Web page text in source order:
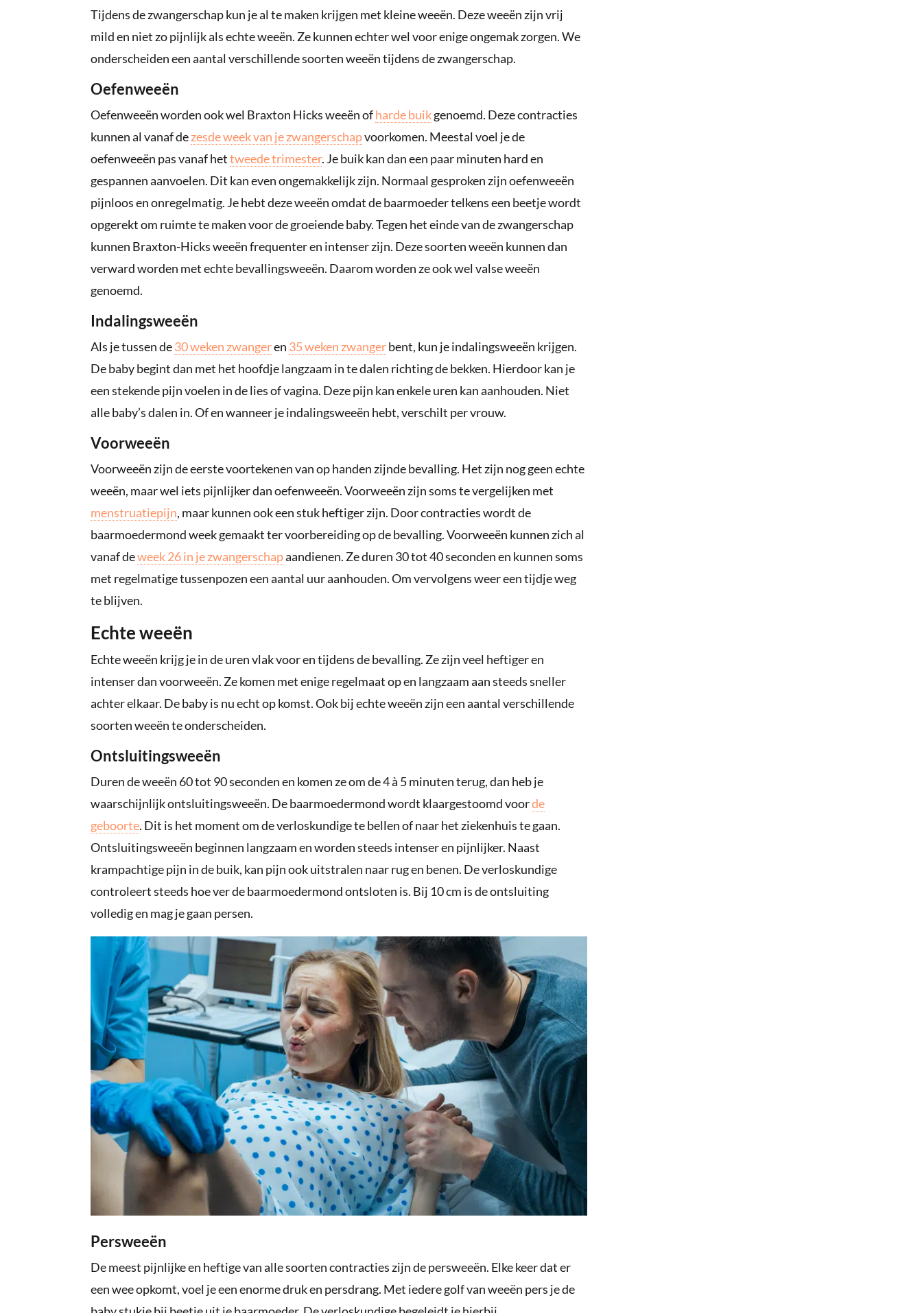
Tijdens de zwangerschap kun je al te maken krijgen met kleine weeën. Deze weeën zijn vrij
mild en niet zo pijnlijk als echte weeën. Ze kunnen echter wel voor enige ongemak zorgen. We
onderscheiden een aantal verschillende soorten weeën tijdens de zwangerschap.
Oefenweeën
Oefenweeën worden ook wel Braxton Hicks weeën ofharde buikgenoemd. Deze contracties
kunnen al vanaf dezesde week van je zwangerschapvoorkomen. Meestal voel je de
oefenweeën pas vanaf hettweede trimester. Je buik kan dan een paar minuten hard en
gespannen aanvoelen. Dit kan even ongemakkelijk zijn. Normaal gesproken zijn oefenweeën
pijnloos en onregelmatig. Je hebt deze weeën omdat de baarmoeder telkens een beetje wordt
opgerekt om ruimte te maken voor de groeiende baby. Tegen het einde van de zwangerschap
kunnen Braxton-Hicks weeën frequenter en intenser zijn. Deze soorten weeën kunnen dan
verward worden met echte bevallingsweeën. Daarom worden ze ook wel valse weeën
genoemd.
Indalingsweeën
Als je tussen de30 weken zwangeren 35 weken zwangerbent, kun je indalingsweeën krijgen.
De baby begint dan met het hoofdje langzaam in te dalen richting de bekken. Hierdoor kan je
een stekende pijn voelen in de lies of vagina. Deze pijn kan enkele uren kan aanhouden. Niet
alle baby’s dalen in. Of en wanneer je indalingsweeën hebt, verschilt per vrouw.
Voorweeën
Voorweeën zijn de eerste voortekenen van op handen zijnde bevalling. Het zijn nog geen echte
weeën, maar wel iets pijnlijker dan oefenweeën. Voorweeën zijn soms te vergelijken met
menstruatiepijn, maar kunnen ook een stuk heftiger zijn. Door contracties wordt de
baarmoedermond week gemaakt ter voorbereiding op de bevalling. Voorweeën kunnen zich al
vanaf deweek 26 in je zwangerschapaandienen. Ze duren 30 tot 40 seconden en kunnen soms
met regelmatige tussenpozen een aantal uur aanhouden. Om vervolgens weer een tijdje weg
te blijven.
Echte weeën
Echte weeën krijg je in de uren vlak voor en tijdens de bevalling. Ze zijn veel heftiger en
intenser dan voorweeën. Ze komen met enige regelmaat op en langzaam aan steeds sneller
achter elkaar. De baby is nu echt op komst. Ook bij echte weeën zijn een aantal verschillende
soorten weeën te onderscheiden.
Ontsluitingsweeën
Duren de weeën 60 tot 90 seconden en komen ze om de 4 à 5 minuten terug, dan heb je
waarschijnlijk ontsluitingsweeën. De baarmoedermond wordt klaargestoomd voorde
geboorte. Dit is het moment om de verloskundige te bellen of naar het ziekenhuis te gaan.
Ontsluitingsweeën beginnen langzaam en worden steeds intenser en pijnlijker. Naast
krampachtige pijn in de buik, kan pijn ook uitstralen naar rug en benen. De verloskundige
controleert steeds hoe ver de baarmoedermond ontsloten is. Bij 10 cm is de ontsluiting
volledig en mag je gaan persen.
Persweeën
De meest pijnlijke en heftige van alle soorten contracties zijn de persweeën. Elke keer dat er
een wee opkomt, voel je een enorme druk en persdrang. Met iedere golf van weeën pers je de